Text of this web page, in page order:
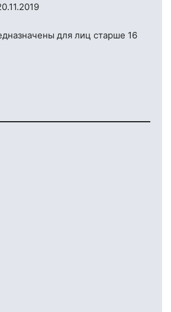
для лиц старше 16